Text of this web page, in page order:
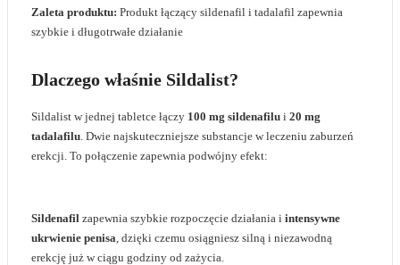
Zaleta produktu: Produkt łączący sildenafil i tadalafil zapewnia
szybkie i długotrwałe działanie
Dlaczego właśnie Sildalist?
Sildalist w jednej tabletce łączy 100 mg sildenafilu i 20 mg
tadalafilu. Dwie najskuteczniejsze substancje w leczeniu zaburzeń
erekcji. To połączenie zapewnia podwójny efekt:
Sildenafil zapewnia szybkie rozpoczęcie działania i intensywne
ukrwienie penisa, dzięki czemu osiągniesz silną i niezawodną
erekcję już w ciągu godziny od zażycia.